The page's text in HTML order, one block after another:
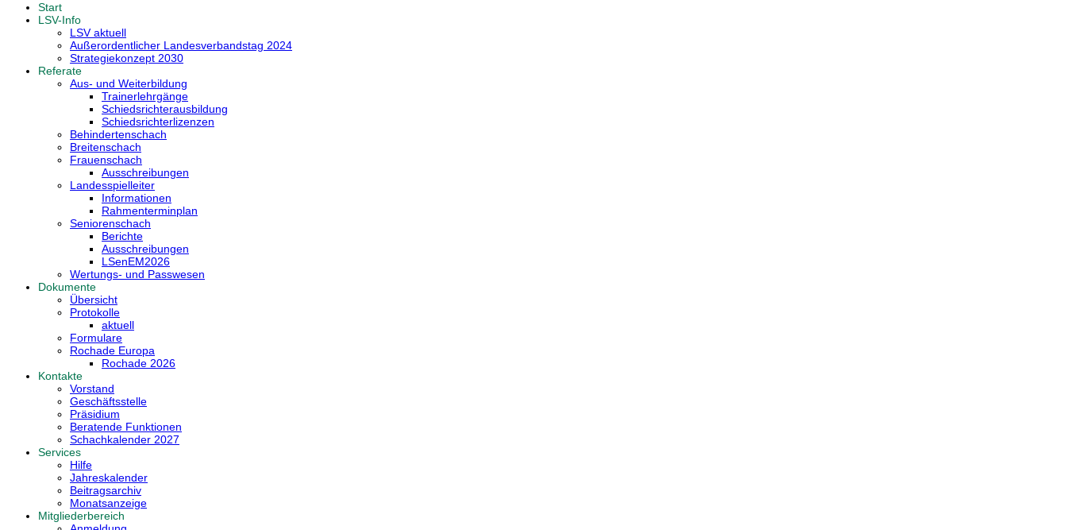
Start
LSV-Info
LSV aktuell
Außerordentlicher Landesverbandstag 2024
Strategiekonzept 2030
Referate
Aus- und Weiterbildung
Trainerlehrgänge
Schiedsrichterausbildung
Schiedsrichterlizenzen
Behindertenschach
Breitenschach
Frauenschach
Ausschreibungen
Landesspielleiter
Informationen
Rahmenterminplan
Seniorenschach
Berichte
Ausschreibungen
LSenEM2026
Wertungs- und Passwesen
Dokumente
Übersicht
Protokolle
aktuell
Formulare
Rochade Europa
Rochade 2026
Kontakte
Vorstand
Geschäftsstelle
Präsidium
Beratende Funktionen
Schachkalender 2027
Services
Hilfe
Jahreskalender
Beitragsarchiv
Monatsanzeige
Mitgliederbereich